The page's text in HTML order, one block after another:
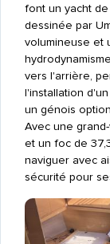
font un yacht
dessinée par
volumineuse et
vers l'arrière,
l'installation
un génois
Avec une
et un foc de
naviguer avec
sécurité pour